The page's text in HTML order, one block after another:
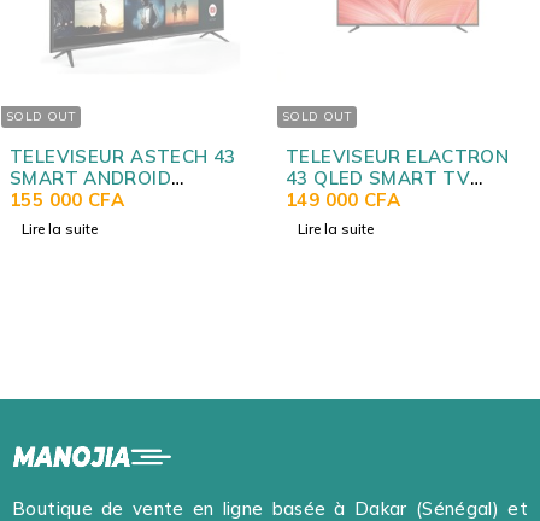
43
TELEVISEUR ELACTRON
43 QLED SMART TV
ANDROID TS4361S
149 000
TELEVISEUR
ANDROID
55LX300QD
340 000
Boutique de vente en ligne basée à Dakar (Sénégal) et